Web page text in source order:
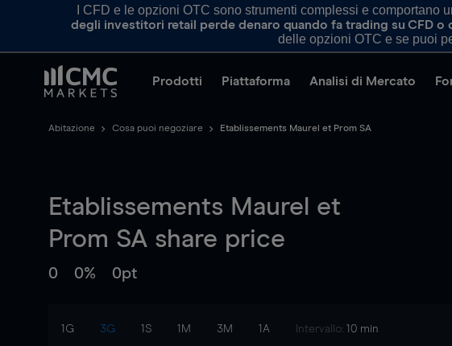
I CFD e le opzioni OTC sono strumenti complessi e
degli investitori retail perde denaro quando fa trading su CFD
delle opzioni OTC e se puoi
Prodotti Piattaforma Analisi di Mercato
Abitazione Cosa puoi negoziare Etablissements Maurel et Prom SA
Etablissements Maurel et
Prom SA share price
0 0% 0pt
1G 3G 1S 1M 3M 1A Intervallo: 10 min